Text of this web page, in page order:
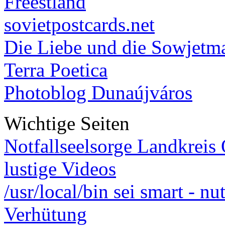
sovietpostcards.net
Die Liebe und die
Terra Poetica
Photoblog Dunaújváros
Wichtige Seiten
Notfallseelsorge Landkreis
lustige Videos
/usr/local/bin sei smart -
Verhütung